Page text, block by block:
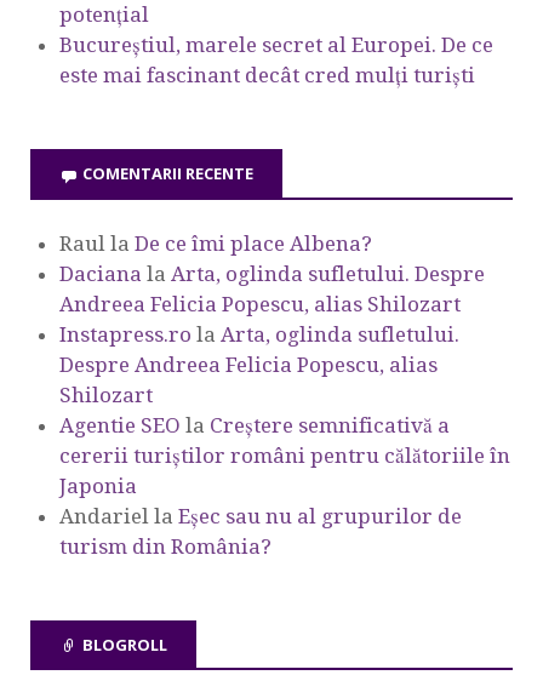
potențial
Bucureștiul, marele secret al Europei. De ce
este mai fascinant decât cred mulți turiști
COMENTARII RECENTE
Raul la De ce îmi place Albena?
Daciana la Arta, oglinda sufletului. Despre
Andreea Felicia Popescu, alias Shilozart
Instapress.ro la Arta, oglinda sufletului.
Despre Andreea Felicia Popescu, alias
Shilozart
Agentie SEO la Creștere semnificativă a
cererii turiștilor români pentru călătoriile în
Japonia
Andariel la Eşec sau nu al grupurilor de
turism din România?
BLOGROLL